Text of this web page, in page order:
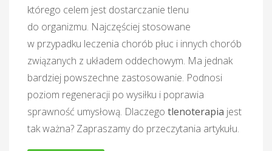
którego celem jest dostarczanie tlenu
do organizmu. Najczęściej stosowane
w przypadku leczenia chorób płuc i innych chorób
związanych z układem oddechowym. Ma jednak
bardziej powszechne zastosowanie. Podnosi
poziom regeneracji po wysiłku i poprawia
sprawność umysłową. Dlaczego tlenoterapia jest
tak ważna? Zapraszamy do przeczytania artykułu.